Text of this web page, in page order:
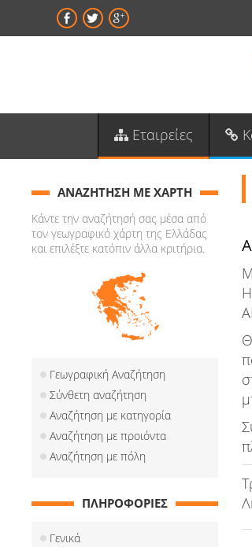
Εταιρείες
ΑΝΑΖΗΤΗΣΗ ΜΕ ΧΑΡΤΗ
Κάντε την αναζήτησή σας μέσα από
τον γεωγραφικό χάρτη της Ελλάδας
και επιλέξτε κατόπιν άλλα κριτήρια.
Γεωγραφική Αναζήτηση
Σύνθετη αναζήτηση
Αναζήτηση με κατηγορία
Αναζήτηση με προιόντα
Αναζήτηση με πόλη
ΠΛΗΡΟΦΟΡΙΕΣ
Γενικά